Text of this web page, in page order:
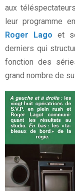
aux
leur programme
Roger Lago et
derniers qui
fonction des
grand nombre de